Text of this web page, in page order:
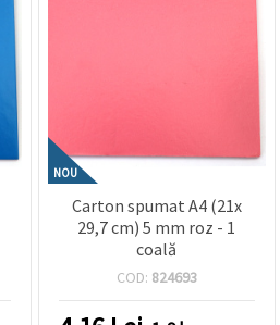
NOU
Carton spumat A4 (21x
29,7 cm) 5 mm roz - 1
coală
COD: 824693